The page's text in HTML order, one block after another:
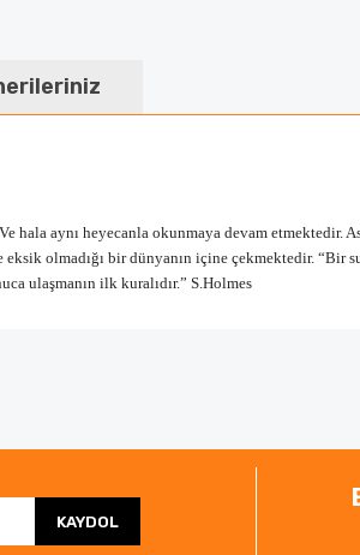
hala aynı heyecanla okunmaya devam etmektedir.
olmadığı bir dünyanın içine çekmektedir. “Bir
ulaşmanın ilk kuralıdır.” S.Holmes
KAYDOL